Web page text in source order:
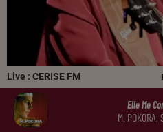
Live : CERISE FM
Elle Me
M. POKORA,